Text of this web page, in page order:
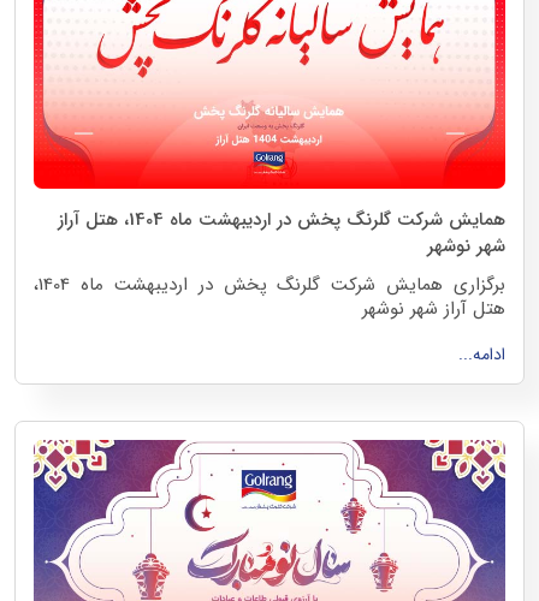
همایش شرکت گلرنگ پخش در اردیبهشت ماه 1404، هتل آراز
شهر نوشهر
برگزاری همایش شرکت گلرنگ پخش در اردیبهشت ماه 1404،
هتل آراز شهر نوشهر
ادامه...